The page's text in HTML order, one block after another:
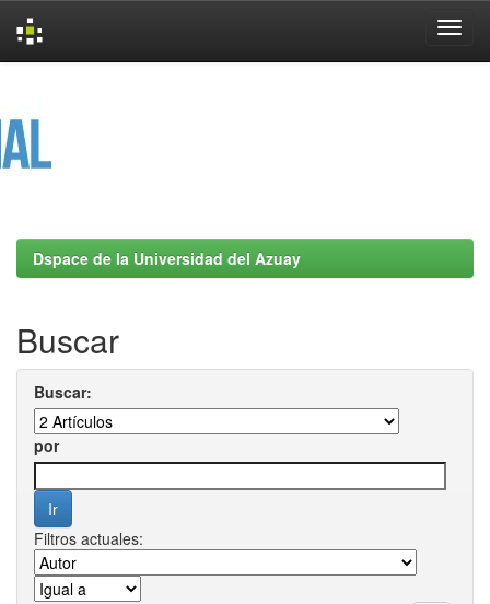
Dspace de la Universidad del Azuay
Buscar
Buscar:
por
Filtros actuales: